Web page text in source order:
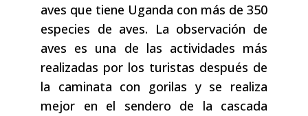
aves que tiene Uganda con más de 350
especies de aves. La observación de
aves es una de las actividades más
realizadas por los turistas después de
la caminata con gorilas y se realiza
mejor en el sendero de la cascada